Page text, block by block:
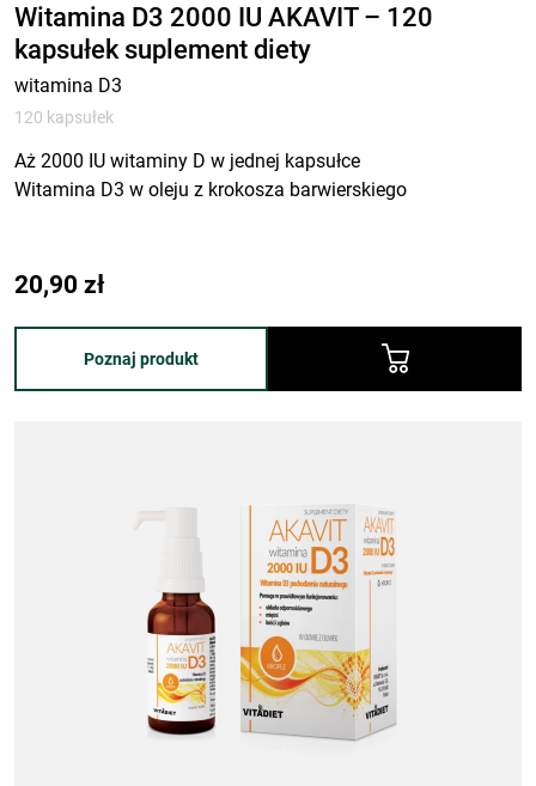
Witamina D3 2000 IU AKAVIT – 120
kapsułek suplement diety
witamina D3
120 kapsułek
Aż 2000 IU witaminy D w jednej kapsułce
Witamina D3 w oleju z krokosza barwierskiego
20,90 zł
Poznaj produkt